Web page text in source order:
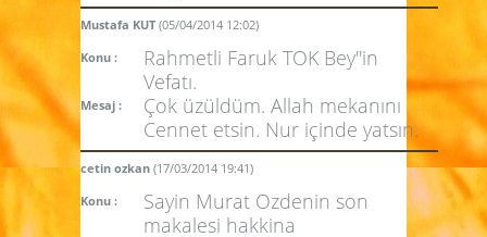
Mustafa KUT (05/04/2014 12:02)
Konu :
Rahmetli Faruk TOK Bey''in
Vefatı.
Mesaj :
Çok üzüldüm. Allah mekanını
Cennet etsin. Nur içinde yatsın.
cetin ozkan (17/03/2014 19:41)
Konu :
Sayin Murat Ozdenin son
makalesi hakkina